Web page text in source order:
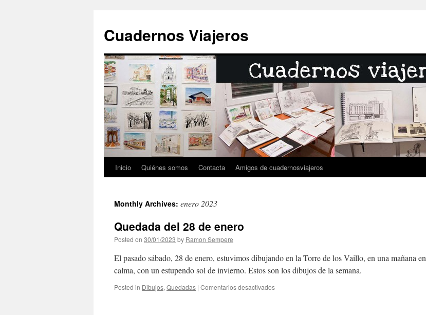
Cuadernos Viajeros
Skip
content
Inicio Quiénes somos Contacta Amigos de cuadernosviajeros
Monthly Archives: enero 2023
Quedada del 28 de enero
Posted on 30/01/2023 by Ramon Sempere
El pasado sábado, 28 de enero, estuvimos dibujando en la Torre de los Vaillo, en una mañana en
calma, con un estupendo sol de invierno. Estos son los dibujos de la semana.
Posted in Dibujos, Quedadas | Comentarios desactivados